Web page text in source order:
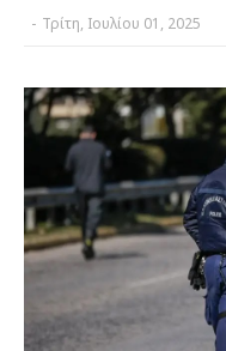
- Τρίτη, Ιουλίου 01, 2025